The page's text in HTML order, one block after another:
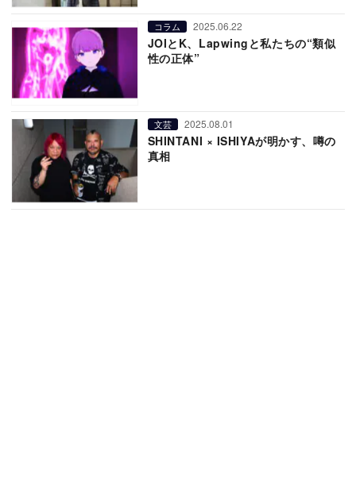
コラム 2025.06.22
JOIとK、Lapwingと私たちの“類似
性の正体”
文芸 2025.08.01
SHINTANI × ISHIYAが明かす、噂の
真相